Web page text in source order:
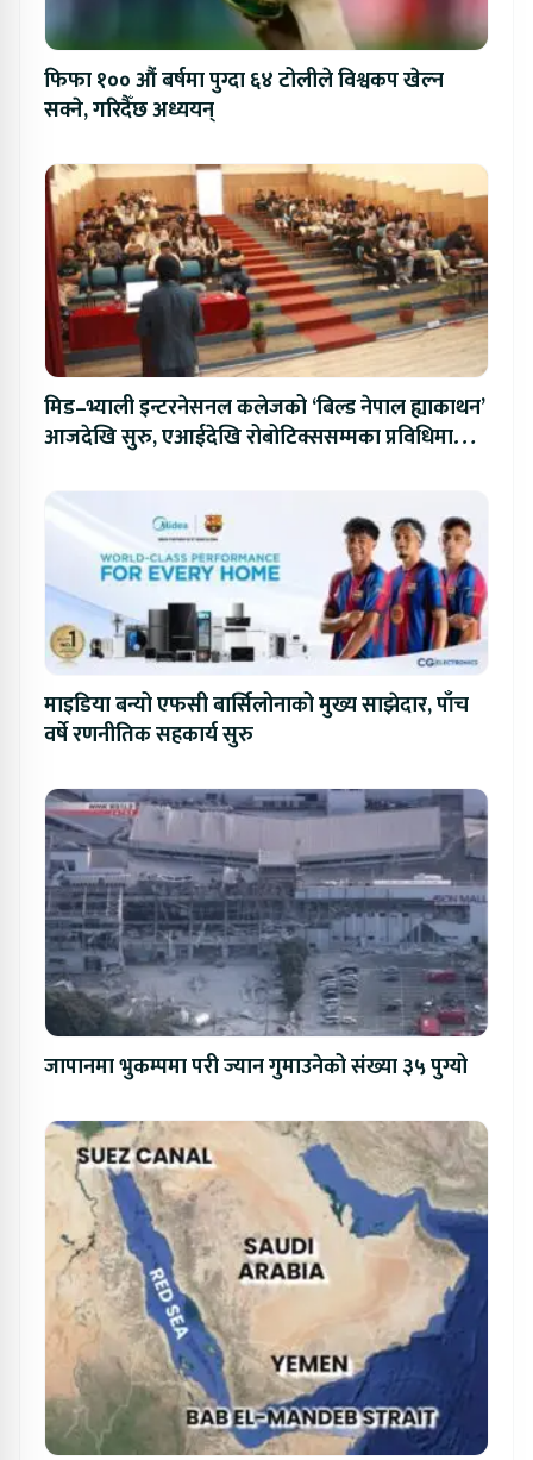
फिफा १०० औं बर्षमा पुग्दा ६४ टोलीले विश्वकप खेल्न
सक्ने, गरिदैँछ अध्ययन्
मिड–भ्याली इन्टरनेसनल कलेजको ‘बिल्ड नेपाल ह्याकाथन’
आजदेखि सुरु, एआईदेखि रोबोटिक्ससम्मका प्रविधिमा
माइडिया बन्यो एफसी बार्सिलोनाको मुख्य साझेदार, पाँच
वर्षे रणनीतिक सहकार्य सुरु
जापानमा भुकम्पमा परी ज्यान गुमाउनेको संख्या ३५ पुग्यो